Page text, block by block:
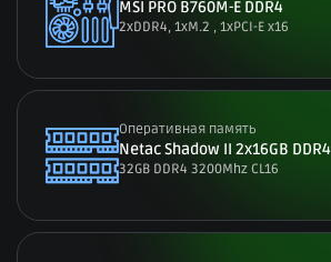
MSI PRO B760M-E DDR4
2xDDR4, 1xM.2 , 1xPCI-E x16
Оперативная память
Netac Shadow II 2x16GB DDR4
32GB DDR4 3200Mhz CL16